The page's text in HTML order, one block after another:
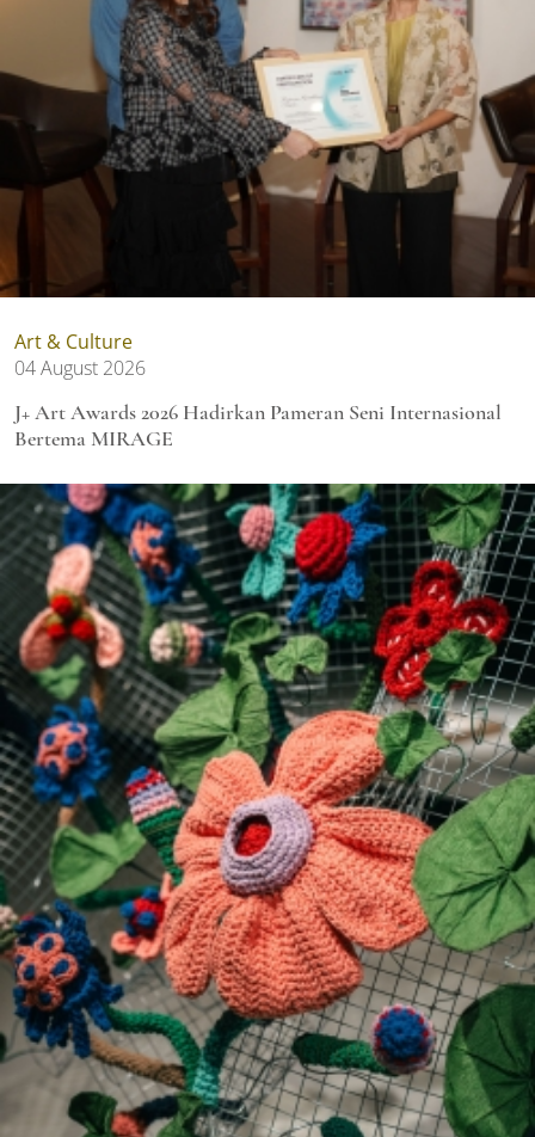
Art & Culture
04 August 2026
J+ Art Awards 2026 Hadirkan Pameran Seni Internasional
Bertema MIRAGE